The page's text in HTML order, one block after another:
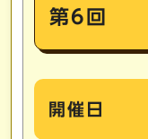
第6回
開催日